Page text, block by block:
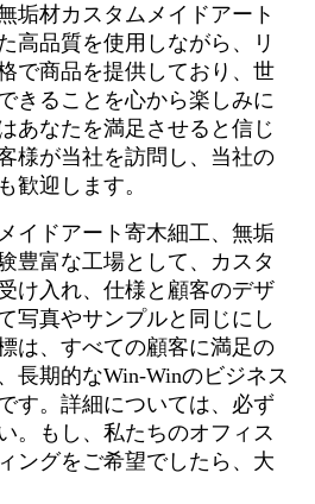
垢材カスタムメイドアート
高品質を使用しながら、リ
で商品を提供しており、世
きることを心から楽しみに
あなたを満足させると信じ
様が当社を訪問し、当社の
歓迎します。
イドアート寄木細工、無垢
豊富な工場として、カスタ
け入れ、仕様と顧客のデザ
写真やサンプルと同じにし
は、すべての顧客に満足の
長期的なWin-Winのビジネス
す。詳細については、必ず
。もし、私たちのオフィス
ングをご希望でしたら、大